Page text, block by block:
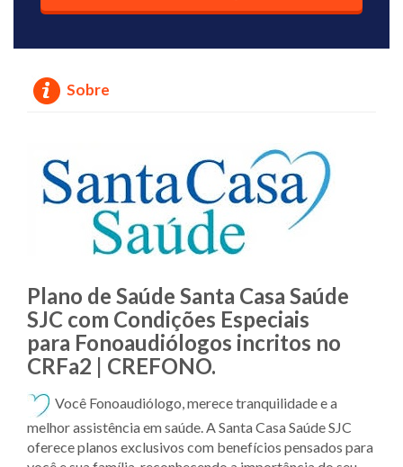
Sobre
Plano de Saúde Santa Casa Saúde
SJC com Condições Especiais
para Fonoaudiólogos incritos no
CRFa2 | CREFONO.
Você Fonoaudiólogo, merece tranquilidade e a
melhor assistência em saúde. A Santa Casa Saúde SJC
oferece planos exclusivos com benefícios pensados para